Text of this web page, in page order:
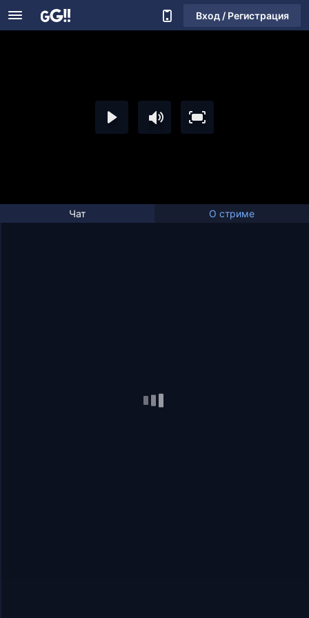
Вход / Регистрация
Чат О стриме